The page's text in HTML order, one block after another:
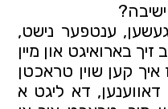
ענטפער נישט,
בארואיגט און מיין
איך קען שוין טראכטן
דא ליגט א